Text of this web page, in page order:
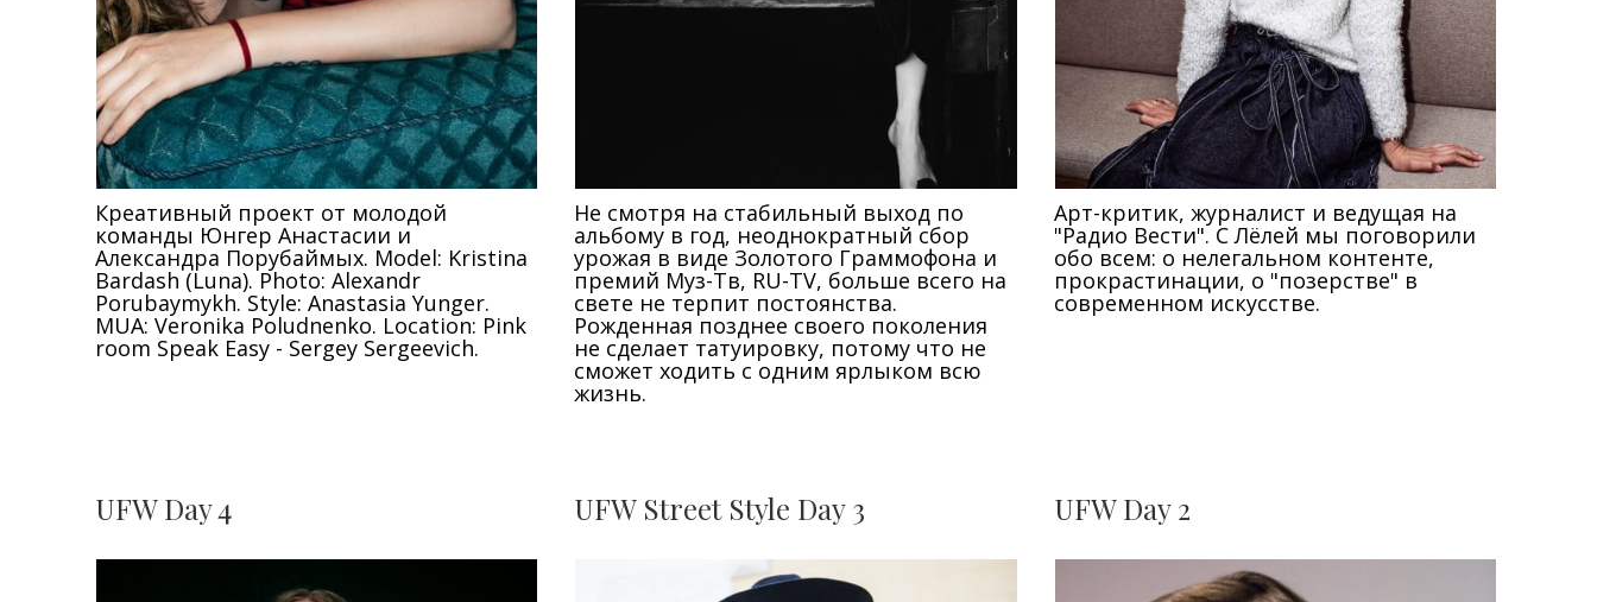
Креативный проект от молодой
команды Юнгер Анастасии и
Александра Порубаймых. Model: Kristina
Bardash (Luna). Photo: Alexandr
Porubaymykh. Style: Anastasia Yunger.
MUA: Veronika Poludnenko. Location: Pink
room Speak Easy - Sergey Sergeevich.
Не смотря на стабильный выход по
альбому в год, неоднократный сбор
урожая в виде Золотого Граммофона и
премий Муз-Тв, RU-TV, больше всего на
свете не терпит постоянства.
Рожденная позднее своего поколения
не сделает татуировку, потому что не
сможет ходить с одним ярлыком всю
жизнь.
Арт-критик, журналист и ведущая на
"Радио Вести". С Лёлей мы поговорили
обо всем: о нелегальном контенте,
прокрастинации, о "позерстве" в
современном искусстве.
UFW Day 4 UFW Street Style Day 3 UFW Day 2